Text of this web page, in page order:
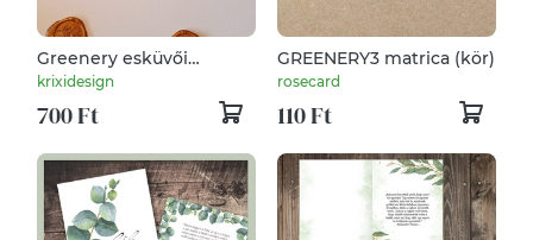
Greenery esküvői
meghívó
krixidesign
700 Ft
GREENERY3 matrica (kör)
rosecard
110 Ft